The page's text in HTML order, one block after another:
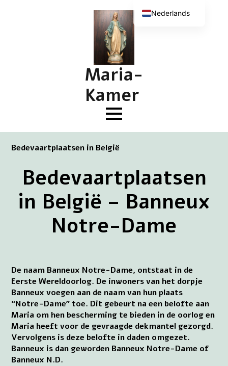
Maria-
Kamer
Bedevaartplaatsen in België
Bedevaartplaatsen
in België – Banneux
Notre-Dame
De naam Banneux Notre-Dame, ontstaat in de
Eerste Wereldoorlog. De inwoners van het dorpje
Banneux voegen aan de naam van hun plaats
“Notre-Dame” toe. Dit gebeurt na een belofte aan
Maria om hen bescherming te bieden in de oorlog en
Maria heeft voor de gevraagde dekmantel gezorgd.
Vervolgens is deze belofte in daden omgezet.
Banneux is dan geworden Banneux Notre-Dame of
Banneux N.D.
Nederlands